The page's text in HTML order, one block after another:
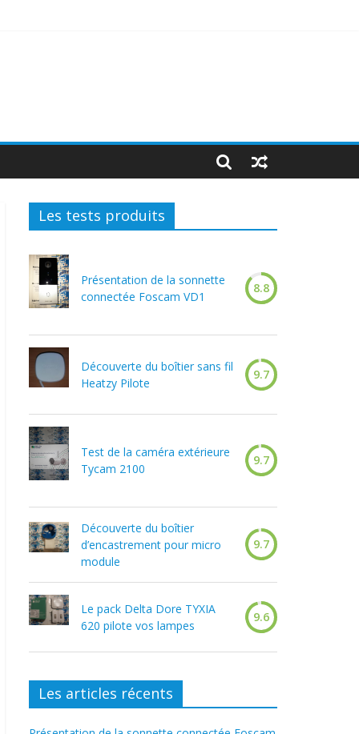
Les tests produits
Présentation de la sonnette
connectée Foscam VD1
8.8
Découverte du boîtier sans fil
Heatzy Pilote
9.7
Test de la caméra extérieure
Tycam 2100
9.7
Découverte du boîtier
d’encastrement pour micro
module
9.7
Le pack Delta Dore TYXIA
620 pilote vos lampes
9.6
Les articles récents